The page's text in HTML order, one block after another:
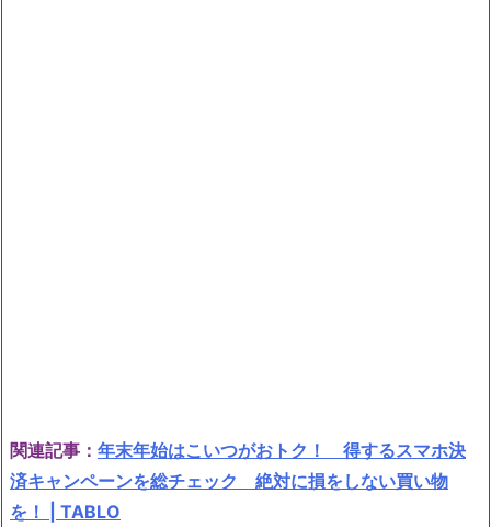
関連記事： 年末年始はこいつがおトク！ 得するスマホ決
済キャンペーンを総チェック 絶対に損をしない買い物
を！ | TABLO